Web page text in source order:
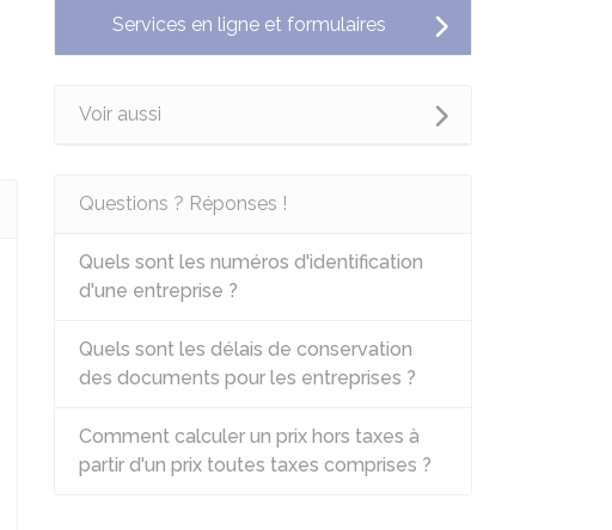
Services en ligne et formulaires
Voir aussi
Questions ? Réponses !
Quels sont les numéros d'identification
d'une entreprise ?
Quels sont les délais de conservation
des documents pour les entreprises ?
Comment calculer un prix hors taxes à
partir d'un prix toutes taxes comprises ?